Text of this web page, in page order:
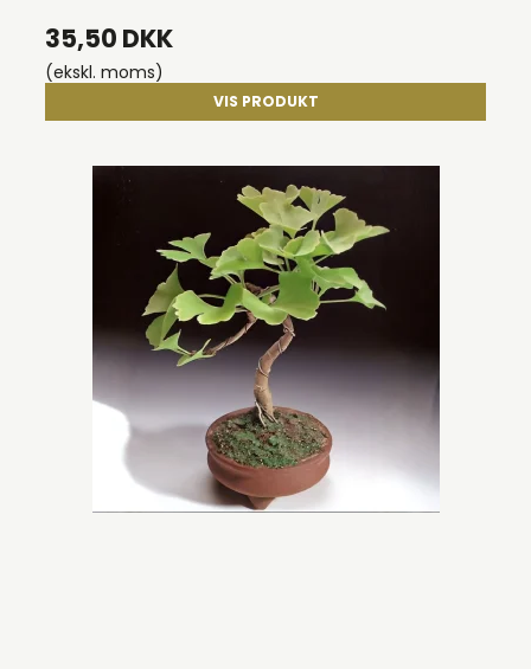
35,50 DKK
(ekskl. moms)
VIS PRODUKT